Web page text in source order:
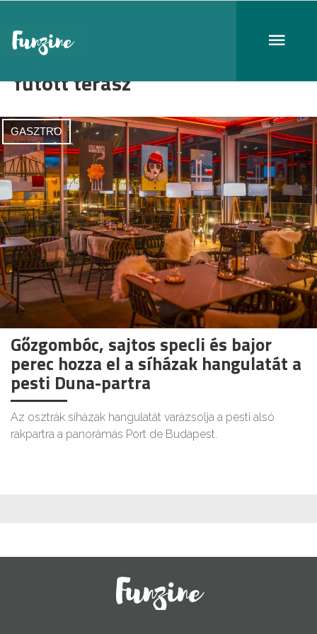
fűtött terasz
GASZTRO
Gőzgombóc, sajtos specli és bajor
perec hozza el a síházak hangulatát a
pesti Duna-partra
Az osztrák síházak hangulatát varázsolja a pesti alsó
rakpartra a panorámás Port de Budapest.